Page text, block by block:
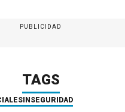
PUBLICIDAD
TAGS
INSEGURIDAD